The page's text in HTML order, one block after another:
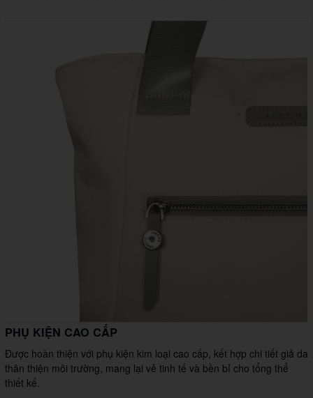
PHỤ KIỆN CAO CẤP
Được hoàn thiện với phụ kiện kim loại cao cấp, kết hợp chi tiết giả da
thân thiện môi trường, mang lại vẻ tinh tế và bền bỉ cho tổng thể
thiết kế.